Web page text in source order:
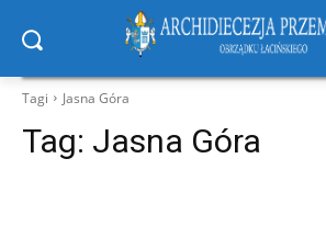
Tagi Jasna Góra
Tag: Jasna Góra